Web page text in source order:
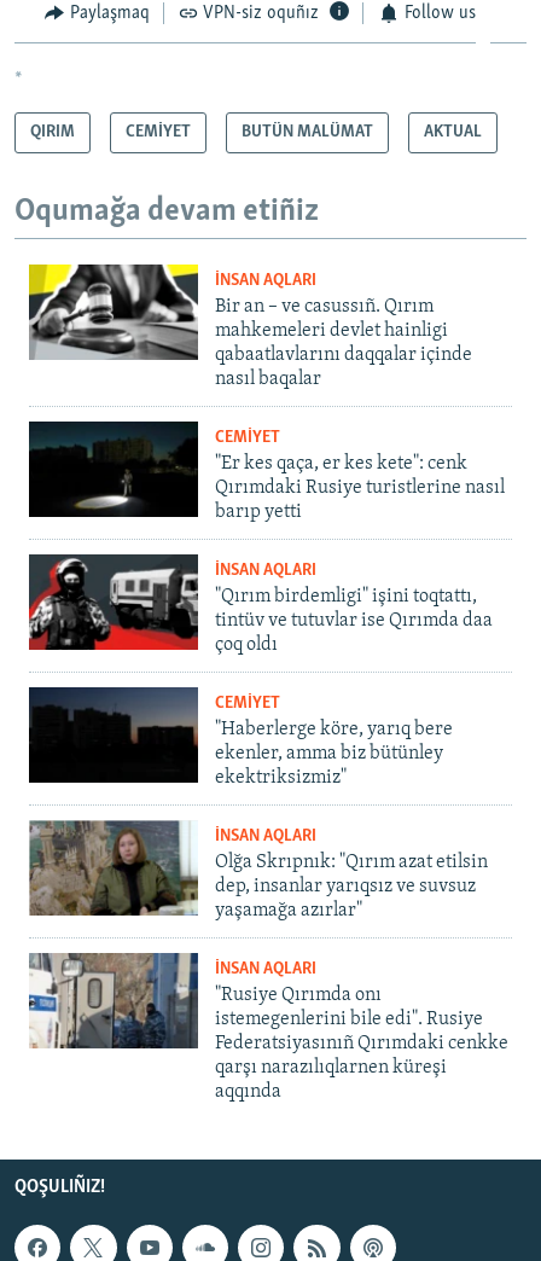
Paylaşmaq VPN-siz oquñız Follow us
*
QIRIM CEMİYET BUTÜN MALÜMAT AKTUAL
Oqumağa devam etiñiz
İNSAN AQLARI
Bir an – ve casussıñ. Qırım
mahkemeleri devlet hainligi
qabaatlavlarını daqqalar içinde
nasıl baqalar
CEMİYET
"Er kes qaça, er kes kete": cenk
Qırımdaki Rusiye turistlerine nasıl
barıp yetti
İNSAN AQLARI
"Qırım birdemligi" işini toqtattı,
tintüv ve tutuvlar ise Qırımda daa
çoq oldı
CEMİYET
"Haberlerge köre, yarıq bere
ekenler, amma biz bütünley
ekektriksizmiz"
İNSAN AQLARI
Olğa Skrıpnık: "Qırım azat etilsin
dep, insanlar yarıqsız ve suvsuz
yaşamağa azırlar"
İNSAN AQLARI
"Rusiye Qırımda onı
istemegenlerini bile edi". Rusiye
Federatsiyasınıñ Qırımdaki cenkke
qarşı narazılıqlarnen küreşi
aqqında
QOŞULIÑIZ!